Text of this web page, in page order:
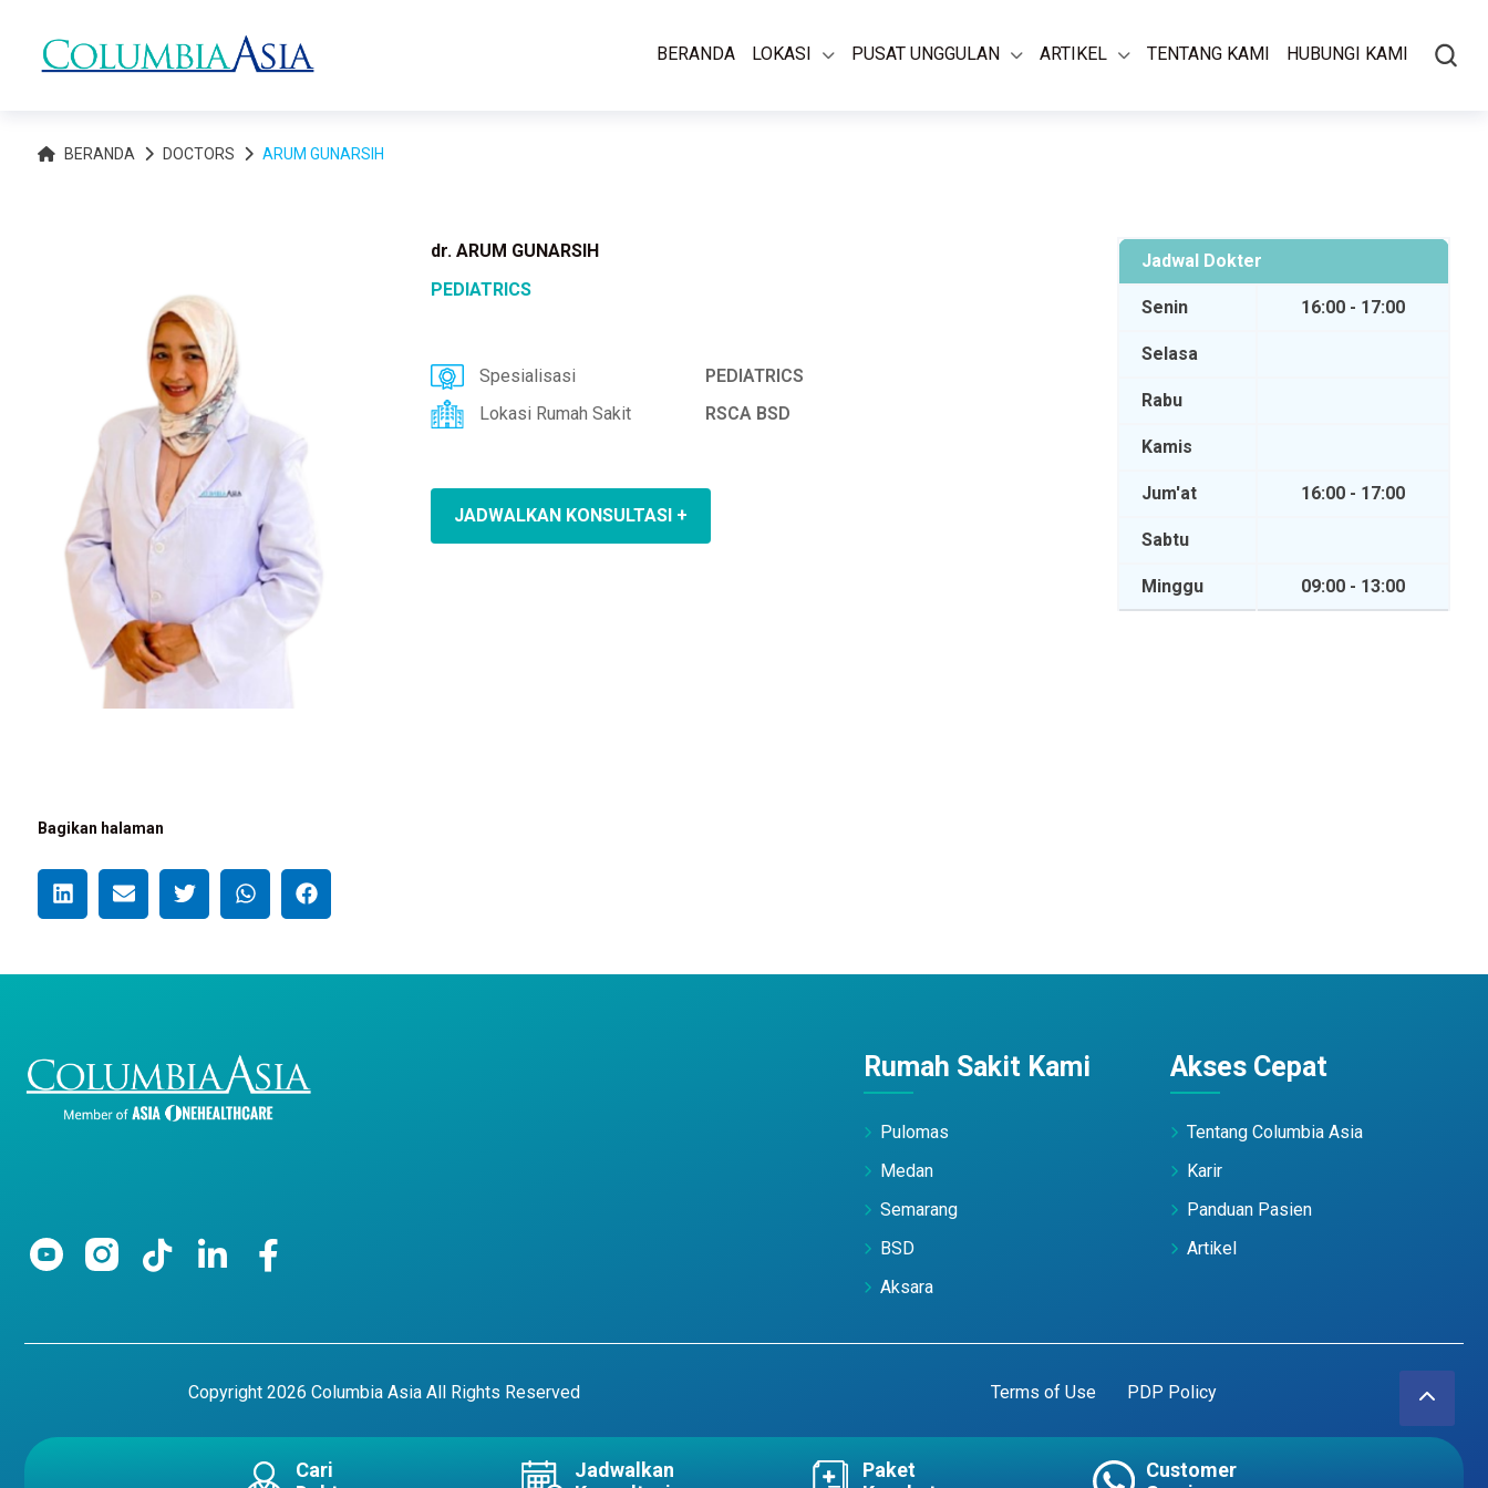
BERANDA LOKASI PUSAT UNGGULAN ARTIKEL TENTANG KAMI HUBUNGI KAMI
BERANDA DOCTORS ARUM GUNARSIH
dr. ARUM GUNARSIH
PEDIATRICS
Spesialisasi
PEDIATRICS
Lokasi Rumah Sakit
RSCA BSD
JADWALKAN KONSULTASI +
Jadwal Dokter
Senin 16:00 - 17:00
Selasa
Rabu
Kamis
Jum'at 16:00 - 17:00
Sabtu
Minggu 09:00 - 13:00
Bagikan halaman
Rumah Sakit Kami
Pulomas
Medan
Semarang
BSD
Aksara
Akses Cepat
Tentang Columbia Asia
Karir
Panduan Pasien
Artikel
Copyright 2026 Columbia Asia All Rights Reserved Terms of Use PDP Policy
Cari
Jadwalkan
Paket
Customer